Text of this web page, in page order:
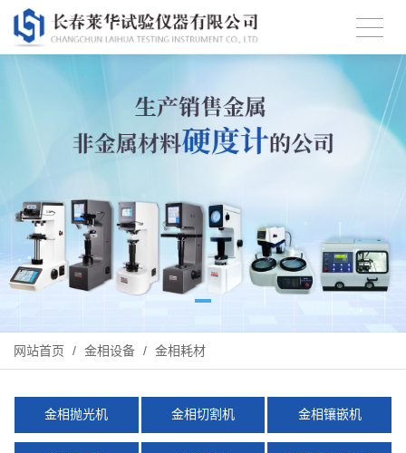
网站首页 / 金相设备 / 金相耗材
金相抛光机 金相切割机 金相镶嵌机